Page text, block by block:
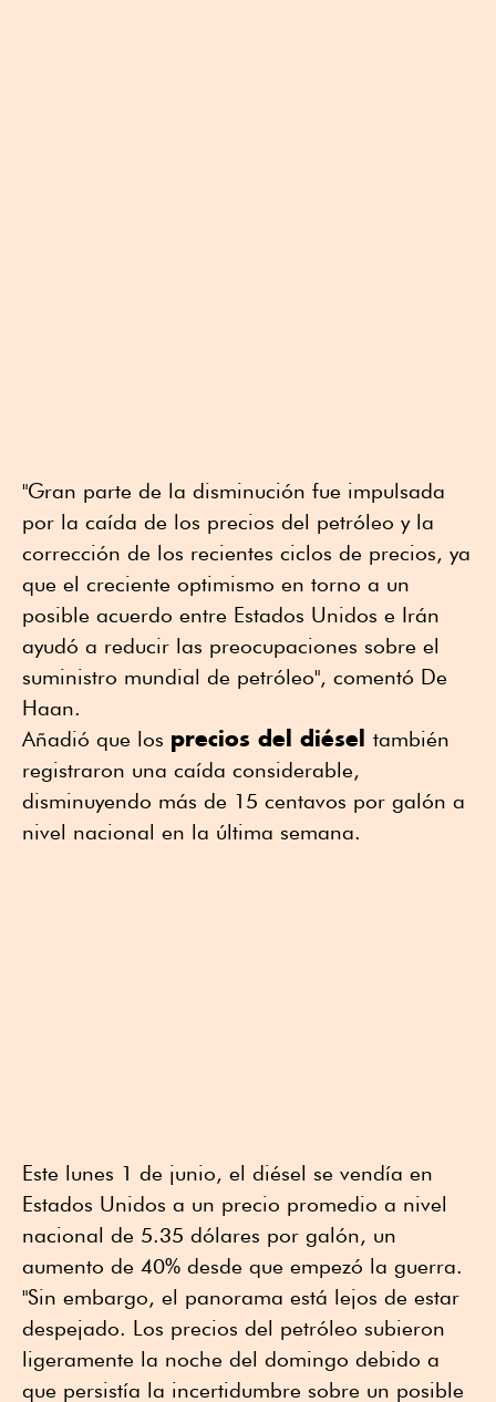
"Gran parte de la disminución fue impulsada
por la caída de los precios del petróleo y la
corrección de los recientes ciclos de precios, ya
que el creciente optimismo en torno a un
posible acuerdo entre Estados Unidos e Irán
ayudó a reducir las preocupaciones sobre el
suministro mundial de petróleo", comentó De
Haan.
Añadió que los precios del diésel también
registraron una caída considerable,
disminuyendo más de 15 centavos por galón a
nivel nacional en la última semana.
Este lunes 1 de junio, el diésel se vendía en
Estados Unidos a un precio promedio a nivel
nacional de 5.35 dólares por galón, un
aumento de 40% desde que empezó la guerra.
"Sin embargo, el panorama está lejos de estar
despejado. Los precios del petróleo subieron
ligeramente la noche del domingo debido a
que persistía la incertidumbre sobre un posible